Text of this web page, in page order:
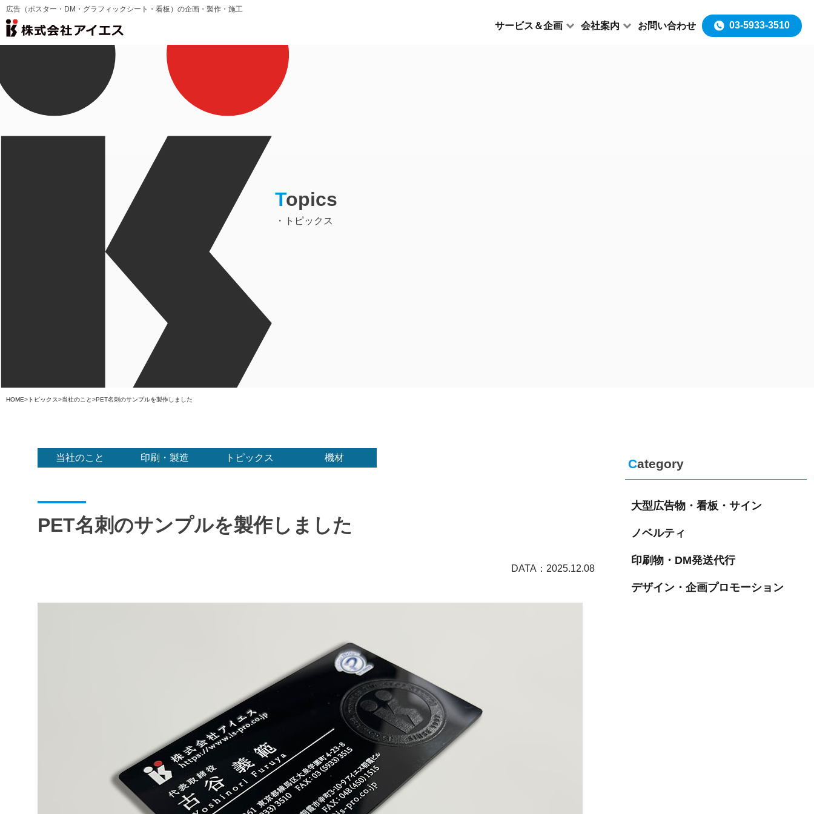
広告（ポスター・DM・グラフィックシート・看板）の企画・製作・施工
サービス＆企画 会社案内 お問い合わせ 03-5933-3510
Topics
・トピックス
HOME> トピックス>当社のこと>PET名刺のサンプルを製作しました
当社のこと 印刷・製造 トピックス 機材
PET名刺のサンプルを製作しました
DATA：2025.12.08
Category
大型広告物・看板・サイン
ノベルティ
印刷物・DM発送代行
デザイン・企画プロモーション